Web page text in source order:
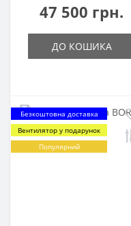
47 500 грн.
ДО КОШИКА
Безкоштовна доставка
Вентилятор у подарунок
Популярний